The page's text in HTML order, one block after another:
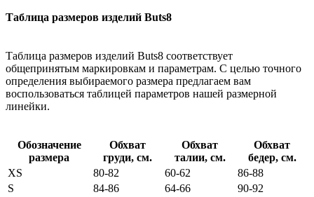
Таблица размеров изделий Buts8
Таблица размеров изделий Buts8 соответствует
общепринятым маркировкам и параметрам. С целью точного
определения выбираемого размера предлагаем вам
воспользоваться таблицей параметров нашей размерной
линейки.
Обозначение
размера
Обхват
груди, см.
Обхват
талии, см.
Обхват
бедер, см.
XS
80-82 60-62
86-88
S
84-86 64-66
90-92